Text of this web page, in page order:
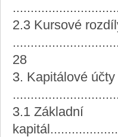
2.3 Kursové
28
3. Kapitálové
3.1 Základní